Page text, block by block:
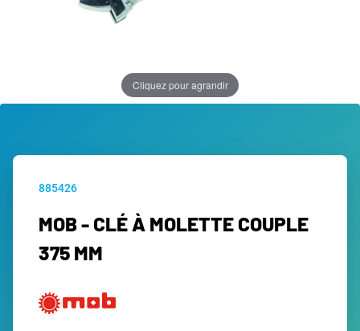
Cliquez pour agrandir
885426
MOB - CLÉ À MOLETTE COUPLE
375 MM